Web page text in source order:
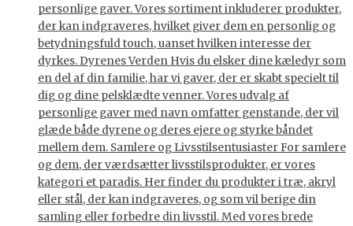
personlige gaver. Vores sortiment inkluderer produkter,
der kan indgraveres, hvilket giver dem en personlig og
betydningsfuld touch, uanset hvilken interesse der
dyrkes. Dyrenes Verden Hvis du elsker dine kæledyr som
en del af din familie, har vi gaver, der er skabt specielt til
dig og dine pelsklædte venner. Vores udvalg af
personlige gaver med navn omfatter genstande, der vil
glæde både dyrene og deres ejere og styrke båndet
mellem dem. Samlere og Livsstilsentusiaster For samlere
og dem, der værdsætter livsstilsprodukter, er vores
kategori et paradis. Her finder du produkter i træ, akryl
eller stål, der kan indgraveres, og som vil berige din
samling eller forbedre din livsstil. Med vores brede